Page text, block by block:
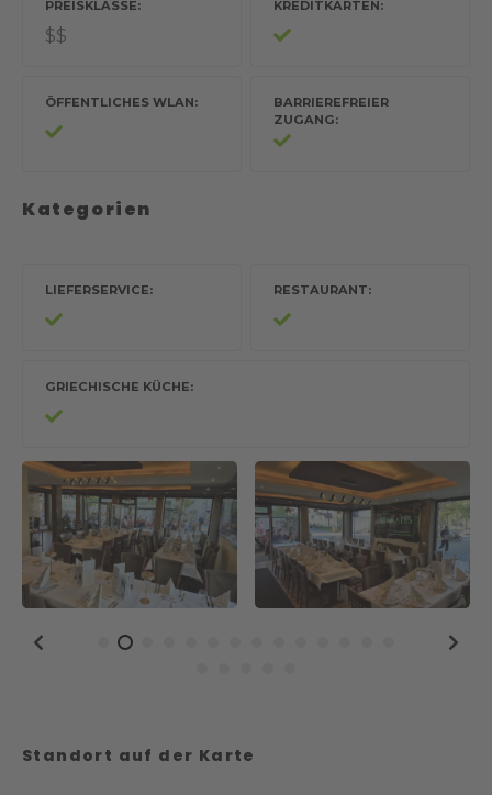
PREISKLASSE
$$
KREDITKARTEN
ÖFFENTLICHES WLAN
BARRIEREFREIER
ZUGANG
Kategorien
LIEFERSERVICE RESTAURANT
GRIECHISCHE KÜCHE
Standort auf der Karte